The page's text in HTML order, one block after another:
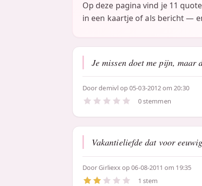
Op deze pagina vind je 11
in een kaartje of als bericht —
Je missen doet me pijn, maar
Doordemivlop 05-03-2012 om 20:30
0 stemmen
Vakantieliefde dat voor
DoorGirliexxop 06-08-2011 om 19:35
1 stem